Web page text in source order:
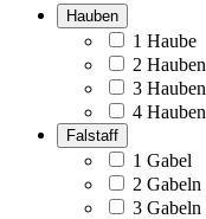
Hauben
1 Haube
2 Hauben
3 Hauben
4 Hauben
Falstaff
1 Gabel
2 Gabeln
3 Gabeln